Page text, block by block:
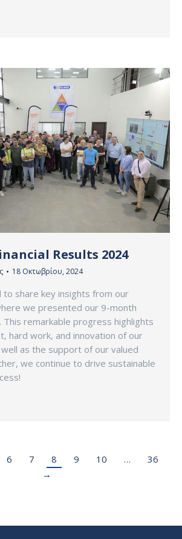
Results 2024
18 Οκτωβρίου, 2024
to share key insights from our
we presented our 9-month
This remarkable progress highlights
hard work, and innovation of our
as the support of our valued
we continue to drive sustainable
6 7 8 9 10 …
36
→